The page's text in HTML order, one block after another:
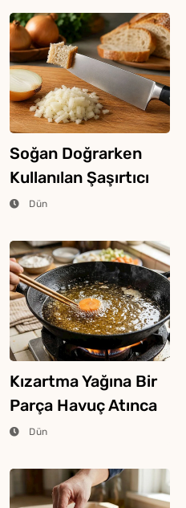
Soğan Doğrarken
Kullanılan Şaşırtıcı
Ekmek Tekniği
Dün
Kızartma Yağına Bir
Parça Havuç Atınca
Ne Olur?
Dün